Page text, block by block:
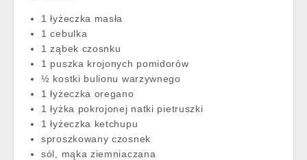
1 łyżeczka masła
1 cebulka
1 ząbek czosnku
1 puszka krojonych pomidorów
½ kostki bulionu warzywnego
1 łyżeczka oregano
1 łyżka pokrojonej natki pietruszki
1 łyżeczka ketchupu
sproszkowany czosnek
sól, mąka ziemniaczana